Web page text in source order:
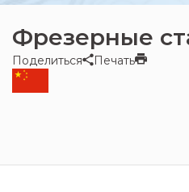
Фрезерные
Поделиться Печать